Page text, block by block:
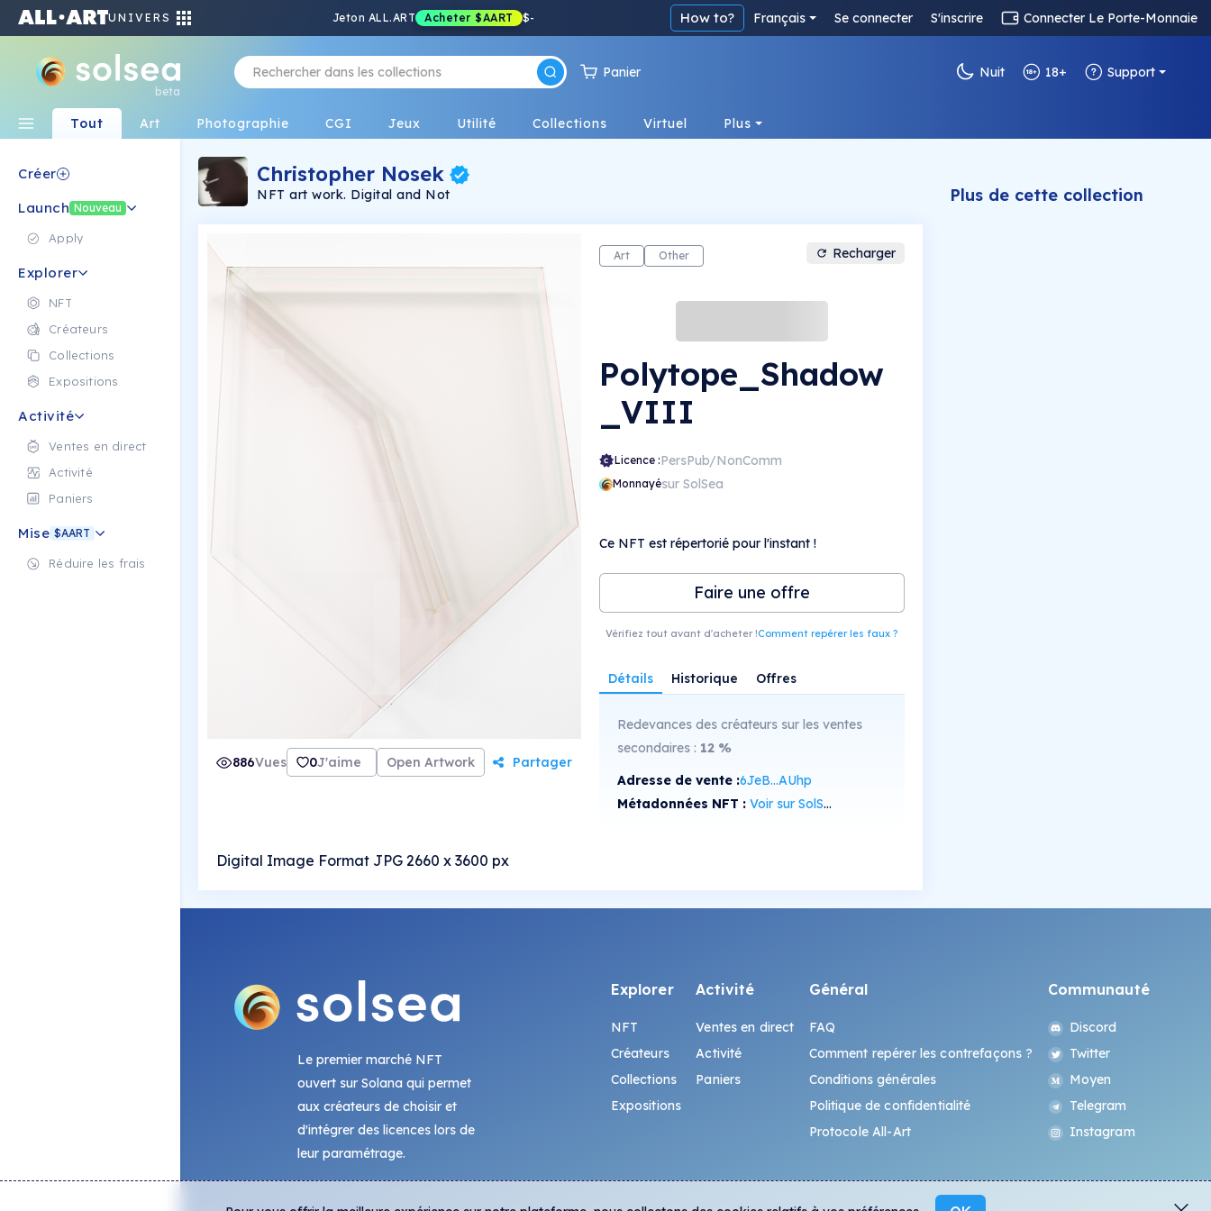
UNIVERS Jeton ALL.ART Acheter $AART $- How to? Français Se connecter S'inscrire Connecter Le Porte-Monnaie
beta
Panier Nuit 18+ Support
Tout Art Photographie CGI Jeux Utilité Collections Virtuel Plus
Créer
Launch Nouveau
Apply
Explorer
NFT
Créateurs
Collections
Expositions
Activité
Ventes en direct
Activité
Paniers
Mise $AART
Réduire les frais
Christopher Nosek
NFT art work. Digital and Not
886Vues 0J'aime Open Artwork Partager
Digital Image Format JPG 2660 x 3600 px
Art Other Recharger
Polytope_Shadow
_VIII
Licence :PersPub/NonComm
Monnayésur SolSea
Ce NFT est répertorié pour l'instant !
Faire une offre
Vérifiez tout avant d'acheter !Comment repérer les faux ?
Détails Historique Offres
Redevances des créateurs sur les ventes
secondaires : 12%
Adresse de vente :6JeB...AUhp
Métadonnées NFT : Voir sur SolScan
Plus de cette collection
Le premier marché NFT
ouvert sur Solana qui permet
aux créateurs de choisir et
d'intégrer des licences lors de
leur paramétrage.
Explorer
NFT
Créateurs
Collections
Expositions
Activité
Ventes en direct
Activité
Paniers
Général
FAQ
Comment repérer les contrefaçons ?
Conditions générales
Politique de confidentialité
Protocole All-Art
Communauté
Discord
Twitter
Moyen
Telegram
Instagram